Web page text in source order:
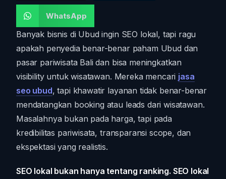
WhatsApp
Banyak bisnis di Ubud ingin SEO lokal, tapi ragu
apakah penyedia benar-benar paham Ubud dan
pasar pariwisata Bali dan bisa meningkatkan
visibility untuk wisatawan. Mereka mencari jasa
seo ubud, tapi khawatir layanan tidak benar-benar
mendatangkan booking atau leads dari wisatawan.
Masalahnya bukan pada harga, tapi pada
kredibilitas pariwisata, transparansi scope, dan
ekspektasi yang realistis.
SEO lokal bukan hanya tentang ranking. SEO lokal